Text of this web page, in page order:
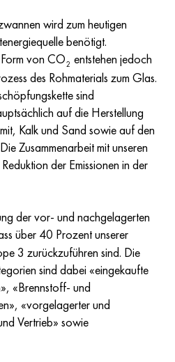
wird zum heutigen
benötigt.
von CO2 entstehen jedoch
des Rohmaterials zum Glas.
sind
auf die Herstellung
Kalk und Sand sowie auf den
Zusammenarbeit mit unseren
der Emissionen in der
der vor- und nachgelagerten
über 40 Prozent unserer
3 zurückzuführen sind. Die
sind dabei «eingekaufte
«Brennstoff- und
«vorgelagerter und
Vertrieb» sowie